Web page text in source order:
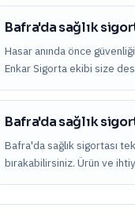
Bafra'da sağlık
Hasar anında önce
Enkar Sigorta ekibi size
Bafra'da sağlık
Bafra'da sağlık sigortası
bırakabilirsiniz. Ürün ve